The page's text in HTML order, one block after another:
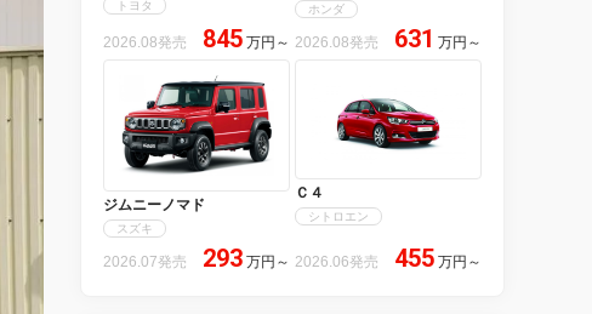
トヨタ
2026.08発売 845 万円 ～
ホンダ
2026.08発売 631 万円 ～
ジムニーノマド
スズキ
2026.07発売 293 万円 ～
Ｃ４
シトロエン
2026.06発売 455 万円 ～